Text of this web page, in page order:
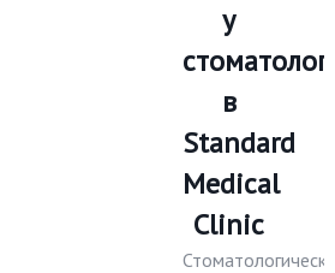
у
стоматолога
в
Standard
Medical
Clinic
Стоматологические